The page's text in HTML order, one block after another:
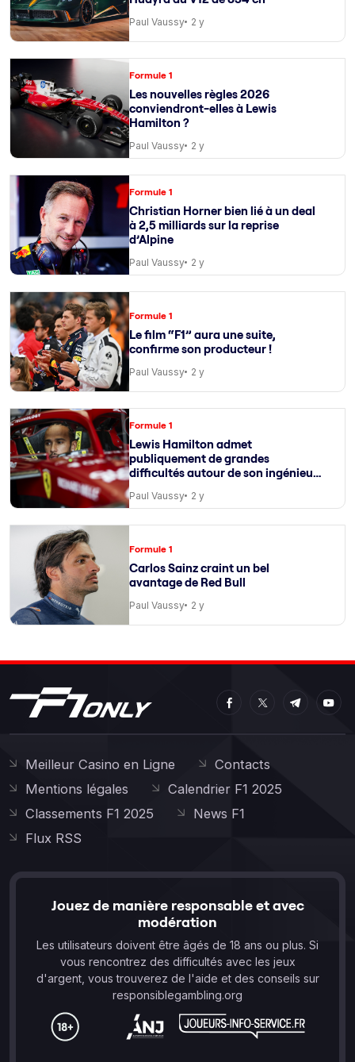
Paul Vaussy 2 y
Formule 1
Les nouvelles règles 2026
conviendront-elles à Lewis
Hamilton ?
Paul Vaussy 2 y
Formule 1
Christian Horner bien lié à un deal
à 2,5 milliards sur la reprise
d’Alpine
Paul Vaussy 2 y
Formule 1
Le film “F1” aura une suite,
confirme son producteur !
Paul Vaussy 2 y
Formule 1
Lewis Hamilton admet
publiquement de grandes
difficultés autour de son ingénieur
Paul Vaussy 2 y
Formule 1
Carlos Sainz craint un bel
avantage de Red Bull
Paul Vaussy 2 y
Meilleur Casino en Ligne
Contacts
Mentions légales
Calendrier F1 2025
Classements F1 2025
News F1
Flux RSS
Jouez de manière responsable et avec
modération
Les utilisateurs doivent être âgés de 18 ans ou plus. Si
vous rencontrez des difficultés avec les jeux
d'argent, vous trouverez de l'aide et des conseils sur
responsiblegambling.org